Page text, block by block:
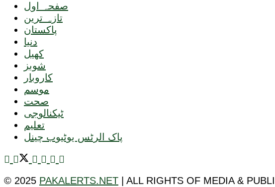
صفحہ اول
تازہ ترین
پاکستان
دنیا
کھیل
شوبز
کاروبار
موسم
صحت
ٹیکنالوجی
تعلیم
پاک الرٹس یوٹیوب چینل
© 2025 PAKALERTS.NET | ALL RIGHTS OF MEDIA &